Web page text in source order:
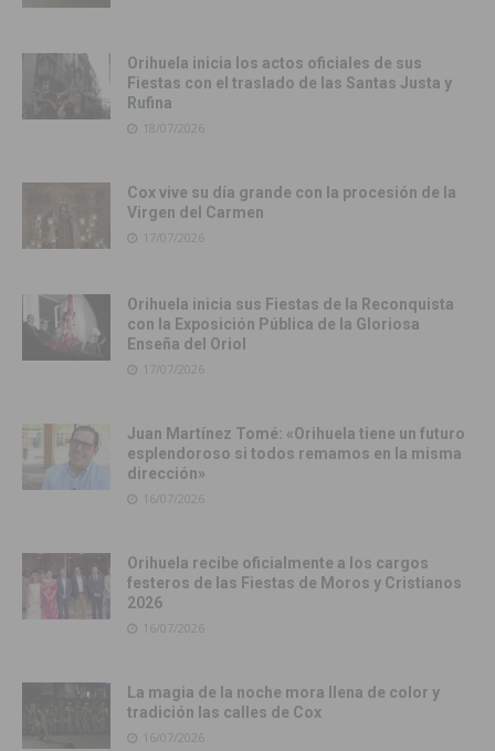
Orihuela inicia los actos oficiales de sus
Fiestas con el traslado de las Santas Justa y
Rufina
18/07/2026
Cox vive su día grande con la procesión de la
Virgen del Carmen
17/07/2026
Orihuela inicia sus Fiestas de la Reconquista
con la Exposición Pública de la Gloriosa
Enseña del Oriol
17/07/2026
Juan Martínez Tomé: «Orihuela tiene un futuro
esplendoroso si todos remamos en la misma
dirección»
16/07/2026
Orihuela recibe oficialmente a los cargos
festeros de las Fiestas de Moros y Cristianos
2026
16/07/2026
La magia de la noche mora llena de color y
tradición las calles de Cox
16/07/2026